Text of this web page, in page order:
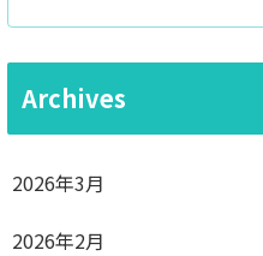
Archives
2026年3月
2026年2月